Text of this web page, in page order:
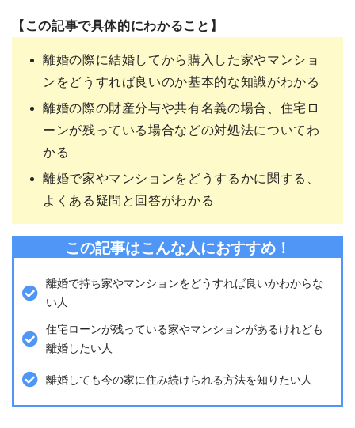
【この記事で具体的にわかること】
離婚の際に結婚してから購入した家やマンショ
ンをどうすれば良いのか基本的な知識がわかる
離婚の際の財産分与や共有名義の場合、住宅ロ
ーンが残っている場合などの対処法についてわ
かる
離婚で家やマンションをどうするかに関する、
よくある疑問と回答がわかる
この記事はこんな人におすすめ！
離婚で持ち家やマンションをどうすれば良いかわからな
い人
住宅ローンが残っている家やマンションがあるけれども
離婚したい人
離婚しても今の家に住み続けられる方法を知りたい人